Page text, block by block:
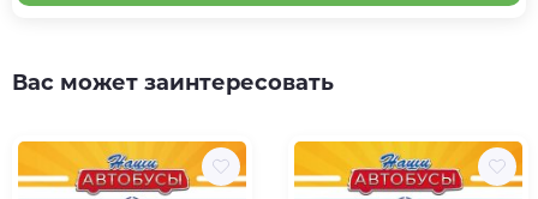
Вас может заинтересовать